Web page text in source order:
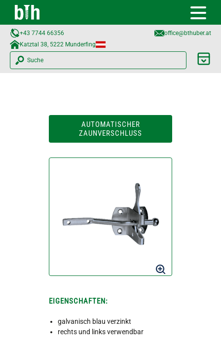
+43 7744 66356
office@bthuber.at​
Katztal 38, 5222 Munderfing
Suche
AUTOMATISCHER
ZAUNVERSCHLUSS
EIGENSCHAFTEN:
galvanisch blau verzinkt
rechts und links verwendbar